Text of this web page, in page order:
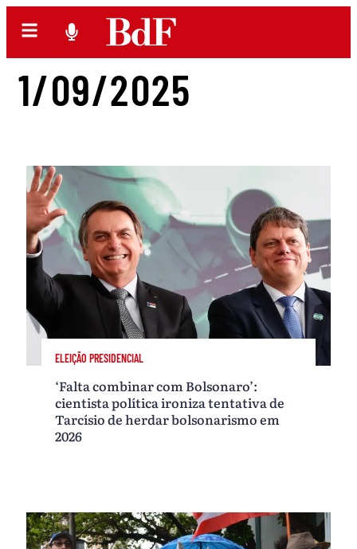
1/09/2025
ELEIÇÃO PRESIDENCIAL
‘Falta combinar com Bolsonaro’:
cientista política ironiza tentativa de
Tarcísio de herdar bolsonarismo em
2026